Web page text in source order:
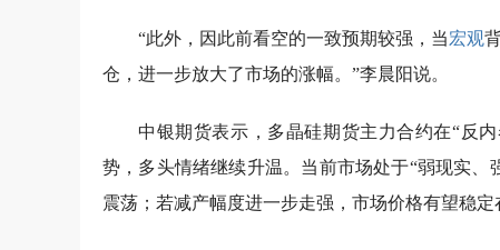
“此外，因此前看空的一致预期较强，当宏观
仓，进一步放大了市场的涨幅。”李晨阳说。
中银期货表示，多晶硅期货主力合约在“反
势，多头情绪继续升温。当前市场处于“弱现实
震荡；若减产幅度进一步走强，市场价格有望稳定